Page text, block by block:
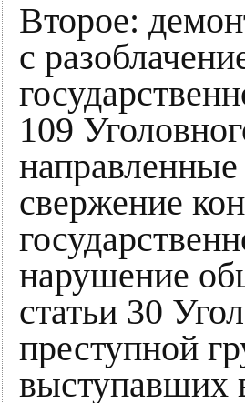
Второе:
с
109
свержение
нарушение
статьи 30
преступной
выступавших